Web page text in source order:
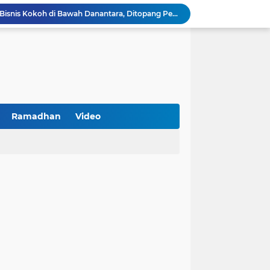
BNI Catat Fundamental Bisnis Kokoh di Bawah Danantara, Ditopang Pertumbuhan Kredit dan Kualitas Aset
Jakarta Raih Digital Excellence Awards 2026
Borong Prestasi, Satlantas Polres Sampang Dinobatkan Terbaik II Input Data Digital Semester 1/2026
Ramadhan Video